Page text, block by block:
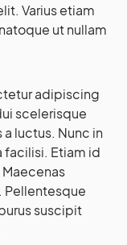
Varius etiam
ut nullam
adipiscing
scelerisque
luctus. Nunc in
facilisi. Etiam id
Pellentesque
suscipit